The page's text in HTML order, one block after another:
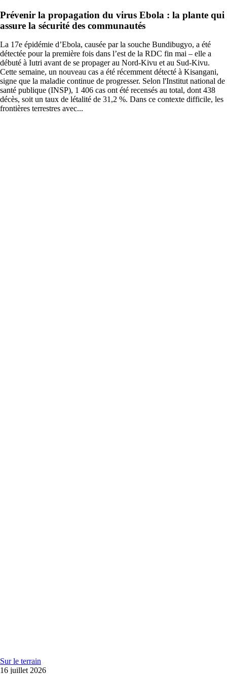
Prévenir la propagation du virus Ebola : la plante qui
assure la sécurité des communautés
La 17e épidémie d’Ebola, causée par la souche Bundibugyo, a été
détectée pour la première fois dans l’est de la RDC fin mai – elle a
débuté à Iutri avant de se propager au Nord-Kivu et au Sud-Kivu.
Cette semaine, un nouveau cas a été récemment détecté à Kisangani,
signe que la maladie continue de progresser. Selon l'Institut national de
santé publique (INSP), 1 406 cas ont été recensés au total, dont 438
décès, soit un taux de létalité de 31,2 %. Dans ce contexte difficile, les
frontières terrestres avec...
Sur le terrain
16 juillet 2026